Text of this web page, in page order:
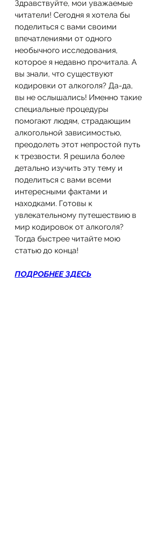
Здравствуйте, мои уважаемые
читатели! Сегодня я хотела бы
поделиться с вами своими
впечатлениями от одного
необычного исследования,
которое я недавно прочитала. А
вы знали, что существуют
кодировки от алкоголя? Да-да,
вы не ослышались! Именно такие
специальные процедуры
помогают людям, страдающим
алкогольной зависимостью,
преодолеть этот непростой путь
к трезвости. Я решила более
детально изучить эту тему и
поделиться с вами всеми
интересными фактами и
находками. Готовы к
увлекательному путешествию в
мир кодировок от алкоголя?
Тогда быстрее читайте мою
статью до конца!
ПОДРОБНЕЕ ЗДЕСЬ